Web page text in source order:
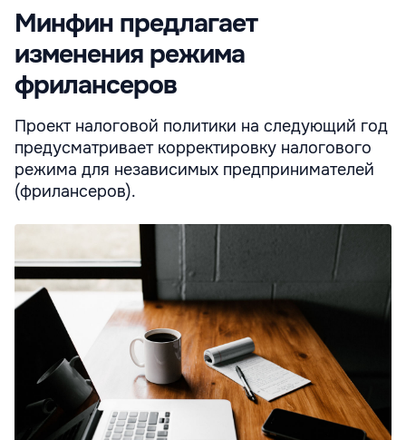
Минфин предлагает
изменения режима
фрилансеров
Проект налоговой политики на следующий год
предусматривает корректировку налогового
режима для независимых предпринимателей
(фрилансеров).